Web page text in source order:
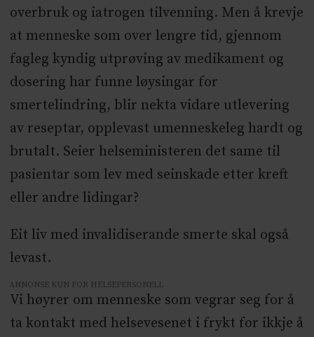
overbruk og iatrogen tilvenning. Men å krevje
at menneske som over lengre tid, gjennom
fagleg kyndig utprøving av medikament og
dosering har funne løysingar for
smertelindring, blir nekta vidare utlevering
av reseptar, opplevast umenneskeleg hardt og
brutalt. Seier helseministeren det same til
pasientar som lev med seinskade etter kreft
eller andre lidingar?
Eit liv med invalidiserande smerte skal også
levast.
ANNONSE KUN FOR HELSEPERSONELL
Vi høyrer om menneske som vegrar seg for å
ta kontakt med helsevesenet i frykt for ikkje å